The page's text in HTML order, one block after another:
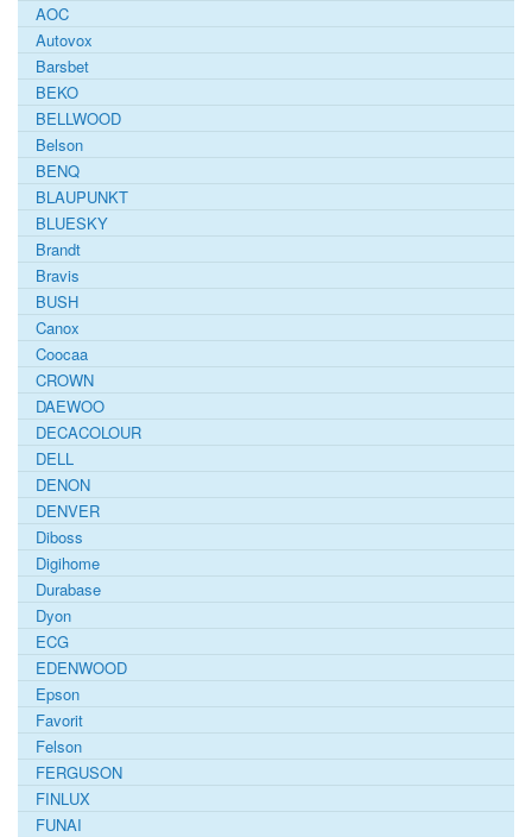
AOC
Autovox
Barsbet
BEKO
BELLWOOD
Belson
BENQ
BLAUPUNKT
BLUESKY
Brandt
Bravis
BUSH
Canox
Coocaa
CROWN
DAEWOO
DECACOLOUR
DELL
DENON
DENVER
Diboss
Digihome
Durabase
Dyon
ECG
EDENWOOD
Epson
Favorit
Felson
FERGUSON
FINLUX
FUNAI